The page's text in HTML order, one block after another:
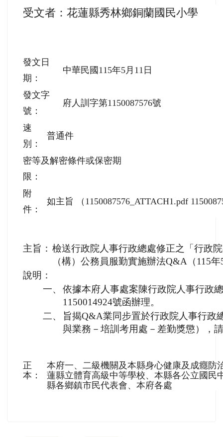
受文者：花蓮縣秀林鄉銅蘭國民小學
發文日
期：
中華民國115年5月11日
發文字
號：
府人訓字第1150087576號
速
別：
普通件
密等及解密條件或保密期
限：
附
件：
如主旨 （1150087576_ATTACH1.pdf
主旨： 檢送行政院人事行政總處修正之「行政
（構）公務員服勤實施辦法Q&A（115
說明：
一、 依據本府人事處案陳行政院人事行政
1150014924號函辦理。
二、
旨揭Q&A業同步置於行政院人事行政
與業務－培訓考用處－差勤獎懲），
正
本：
本府一、二級機關及本縣身心健康及成癮防
蓮縣立體育高級中等學校、本縣各公立國民
縣各鄉鎮市民代表會、本府各處